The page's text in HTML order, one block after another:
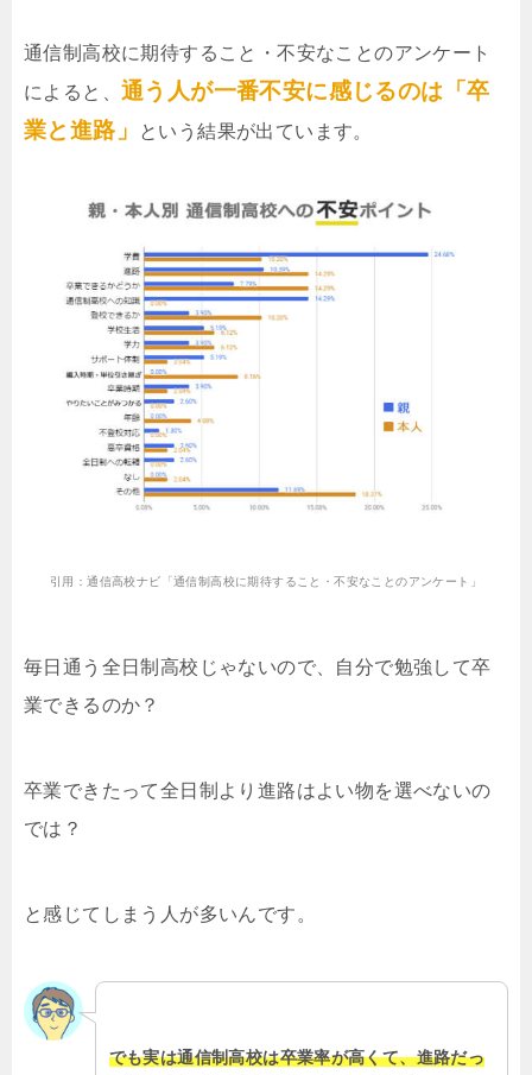
通信制高校に期待すること・不安なことのアンケート
によると、 通う人が一番不安に感じるのは「卒
業と進路」
という結果が出ています。
引用：通信高校ナビ「通信制高校に期待すること・不安なことのアンケート」
毎日通う全日制高校じゃないので、自分で勉強して卒
業できるのか？
卒業できたって全日制より進路はよい物を選べないの
では？
と感じてしまう人が多いんです。
でも実は通信制高校は卒業率が高くて、進路だっ